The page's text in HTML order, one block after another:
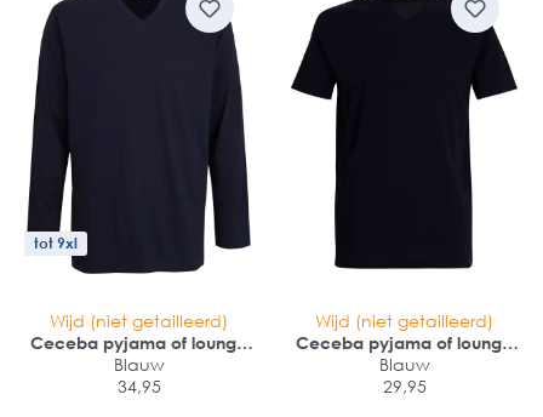
tot 9xl
Wijd (niet getailleerd)
Ceceba pyjama of lounge
T-shirt
Blauw
34,95
Wijd (niet getailleerd)
Ceceba pyjama of lounge
T-shirt
Blauw
29,95